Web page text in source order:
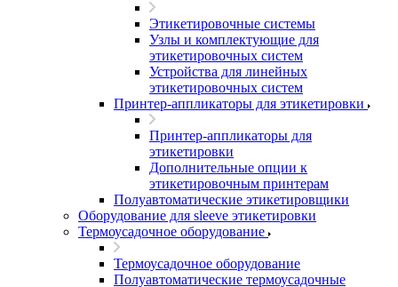
Этикетировочные системы
Узлы и комплектующие для
этикетировочных систем
Устройства для линейных
этикетировочных систем
Принтер-аппликаторы для этикетировки
Принтер-аппликаторы для
этикетировки
Дополнительные опции к
этикетировочным принтерам
Полуавтоматические этикетировщики
Оборудование для sleeve этикетировки
Термоусадочное оборудование
Термоусадочное оборудование
Полуавтоматические термоусадочные